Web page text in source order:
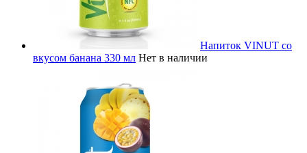
Напиток VINUT со
вкусом банана 330 мл Нет в наличии